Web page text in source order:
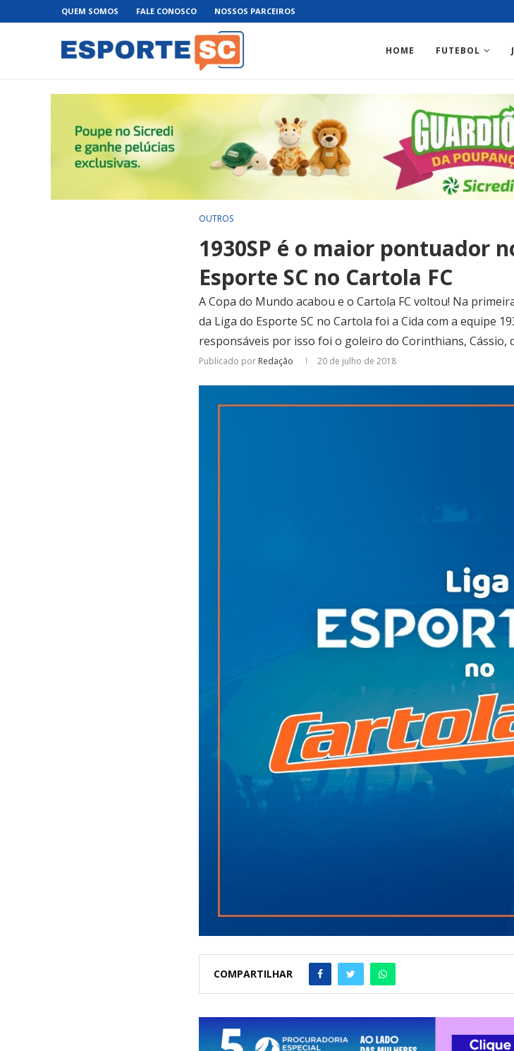
QUEM SOMOS FALE CONOSCO NOSSOS PARCEIROS
HOME FUTEBOL
OUTROS
1930SP é o maior pontuador
Esporte SC no Cartola FC
A Copa do Mundo acabou e o Cartola FC voltou! Na
da Liga do Esporte SC no Cartola foi a Cida com a equipe
responsáveis por isso foi o goleiro do Corinthians, Cássio,
Publicado por Redação 20 de julho de 2018
COMPARTILHAR